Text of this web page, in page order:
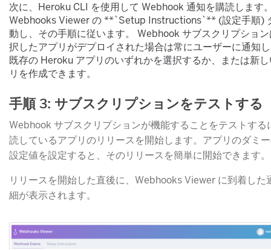
次に、Heroku CLI を使用して Webhook 通知を購読します
Webhooks Viewer の **`Setup Instructions`** (設定手順)
動し、その手順に従います。 Webhook サブスクリプショ
択したアプリがデプロイされた場合は常にユーザーに通知
既存の Heroku アプリのいずれかを選択するか、または新
リを作成できます。
手順 3: サブスクリプションをテストする
Webhook サブスクリプションが機能することをテストする
読しているアプリのリリースを開始します。アプリのダミ
設定値を設定すると、そのリリースを簡単に開始できます。
リリースを開始した直後に、Webhooks Viewer に到着した
細が表示されます。